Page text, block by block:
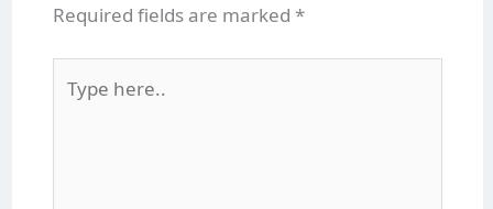
Required fields are marked *
here..